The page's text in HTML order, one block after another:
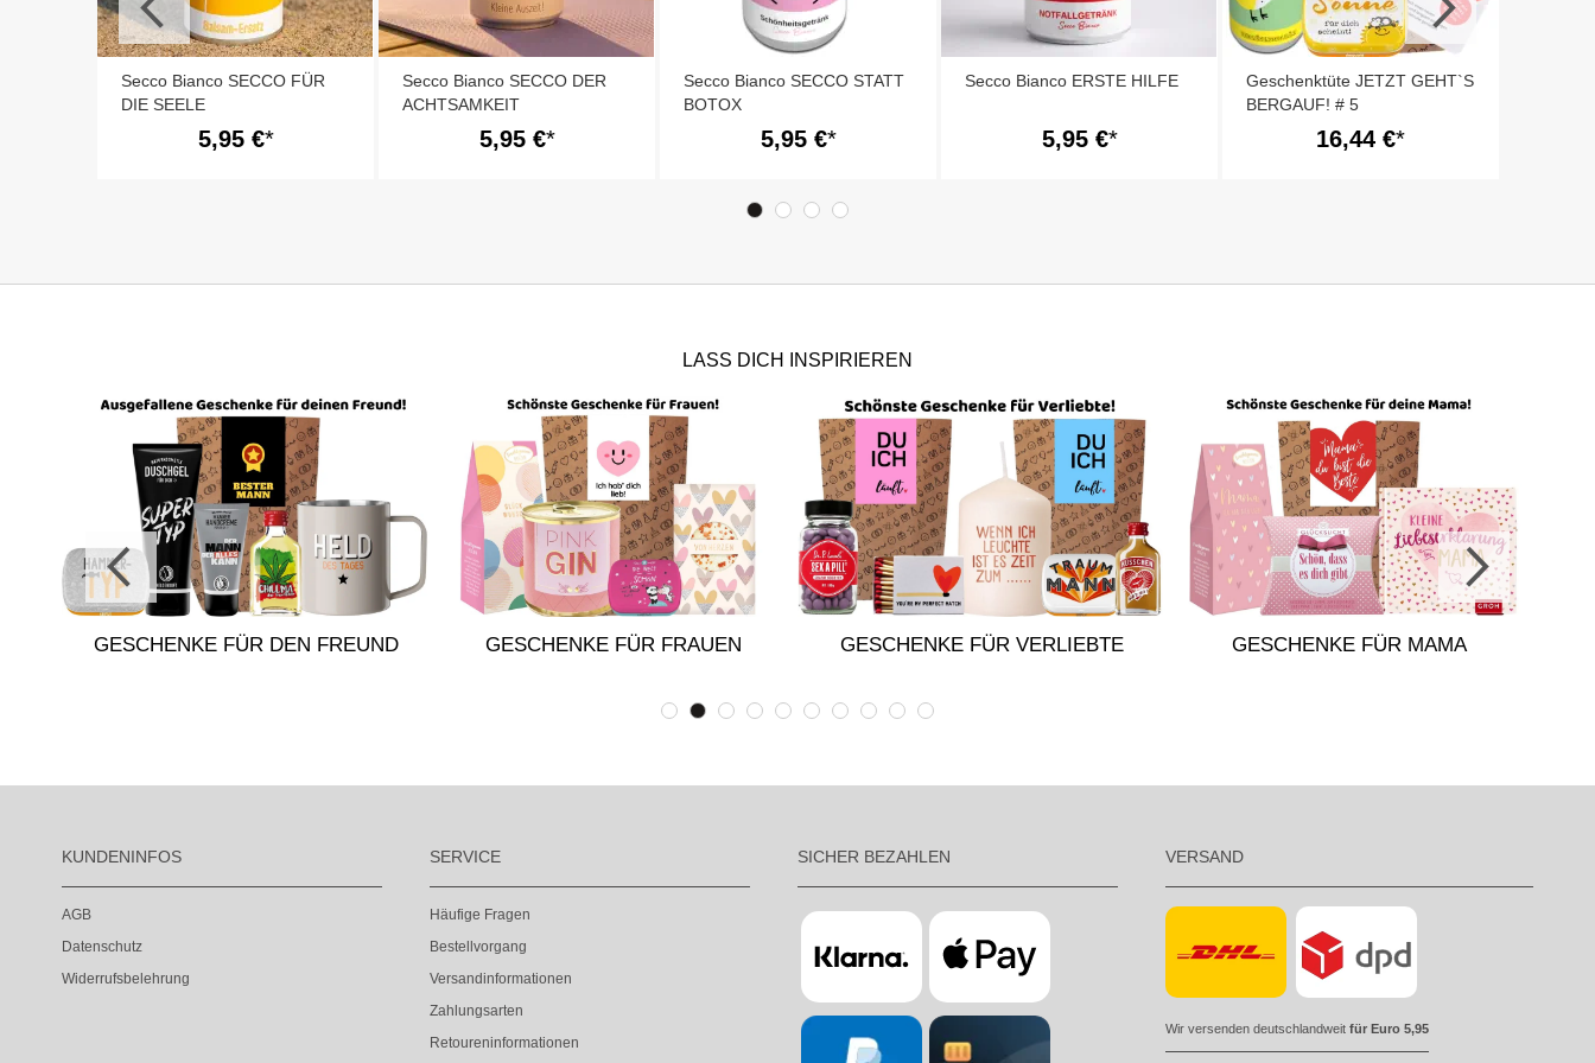
Secco Bianco SECCO FÜR
DIE SEELE
5,95 €
Secco Bianco SECCO DER
ACHTSAMKEIT
5,95 €
Secco Bianco SECCO STATT
BOTOX
5,95 €
Secco Bianco ERSTE HILFE
5,95 €
Geschenktüte JETZT GEHT`S
BERGAUF! # 5
16,44 €
LASS DICH INSPIRIEREN
GESCHENKE FÜR DEN FREUND GESCHENKE FÜR FRAUEN GESCHENKE FÜR VERLIEBTE GESCHENKE FÜR MAMA
KUNDENINFOS
AGB
Datenschutz
Widerrufsbelehrung
SERVICE
Häufige Fragen
Bestellvorgang
Versandinformationen
Zahlungsarten
Retoureninformationen
SICHER BEZAHLEN VERSAND
Wir versenden deutschlandweit für Euro 5,95